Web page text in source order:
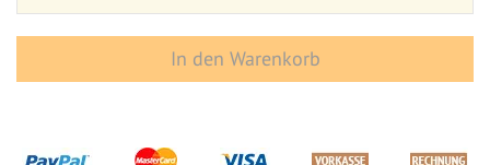
In den Warenkorb